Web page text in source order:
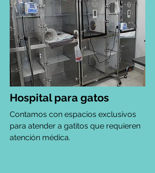
Hospital para gatos
Contamos con espacios exclusivos
para atender a gatitos que requieren
atención médica.